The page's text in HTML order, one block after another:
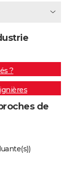
?
de